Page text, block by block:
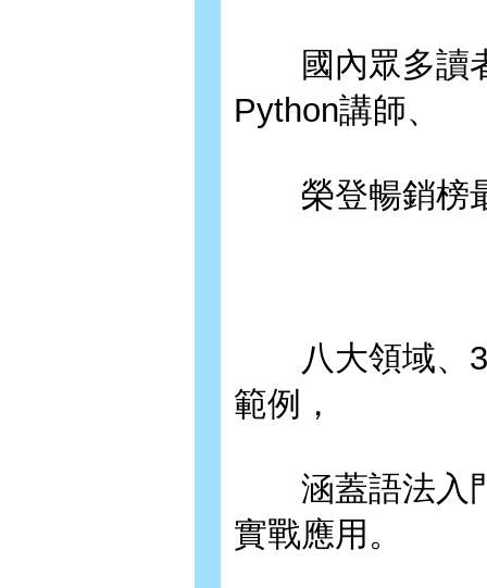
國內眾多讀者
Python講師、
榮登暢銷榜最
八大領域、39
範例，
涵蓋語法入門
實戰應用。